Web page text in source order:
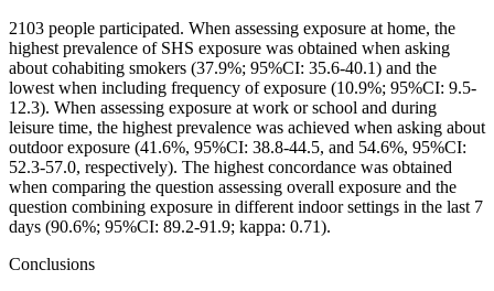
2103 people participated. When assessing exposure at home, the
highest prevalence of SHS exposure was obtained when asking
about cohabiting smokers (37.9%; 95%CI: 35.6-40.1) and the
lowest when including frequency of exposure (10.9%; 95%CI: 9.5-
12.3). When assessing exposure at work or school and during
leisure time, the highest prevalence was achieved when asking about
outdoor exposure (41.6%, 95%CI: 38.8-44.5, and 54.6%, 95%CI:
52.3-57.0, respectively). The highest concordance was obtained
when comparing the question assessing overall exposure and the
question combining exposure in different indoor settings in the last 7
days (90.6%; 95%CI: 89.2-91.9; kappa: 0.71).
Conclusions